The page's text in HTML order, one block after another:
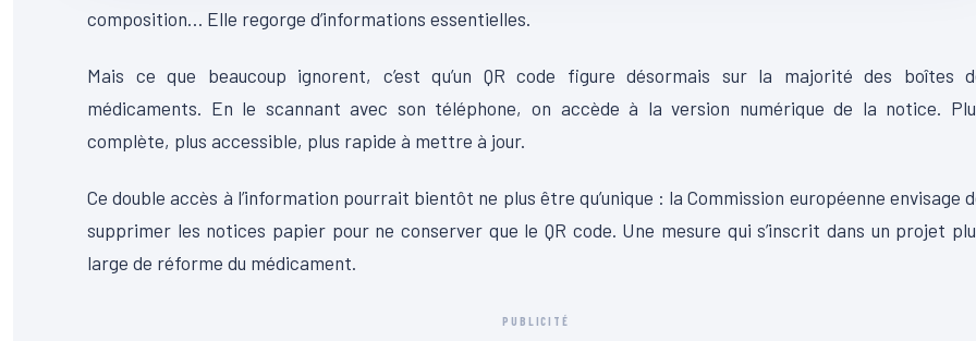
composition… Elle regorge d’informations essentielles.
Mais ce que beaucoup ignorent, c’est qu’un QR code figure désormais sur la majorité des boîtes
médicaments. En le scannant avec son téléphone, on accède à la version numérique de la notice.
complète, plus accessible, plus rapide à mettre à jour.
Ce double accès à l’information pourrait bientôt ne plus être qu’unique : la Commission européenne envisage
supprimer les notices papier pour ne conserver que le QR code. Une mesure qui s’inscrit dans un projet
large de réforme du médicament.
PUBLICITÉ